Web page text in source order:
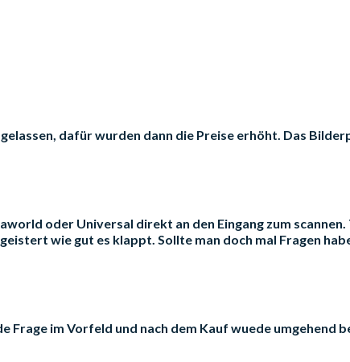
dafür wurden dann die Preise erhöht. Das
oder Universal direkt an den Eingang zum
wie gut es klappt. Sollte man doch mal Fragen
Frage im Vorfeld und nach dem Kauf wuede